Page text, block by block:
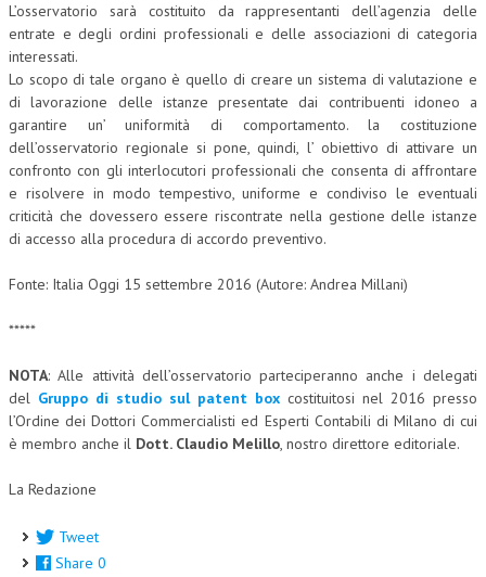
RISORSE UMANE
MARKETING
TREASURY IN FINANCIAL SERVICES
RISK MANAGEMENT
SVILUPPO SOSTENIBILE
DIRITTO PENALE D’IMPRESA
DIRITTO DEL LAVORO
CRIMINOLOGIA E CRIMINALISTICA
L’osservatorio sarà costituito da rappresentanti dell’agenzia delle
entrate e degli ordini professionali e delle associazioni di categoria
interessati.
Lo scopo di tale organo è quello di creare un sistema di valutazione e
di lavorazione delle istanze presentate dai contribuenti idoneo a
garantire un’ uniformità di comportamento. la costituzione
dell’osservatorio regionale si pone, quindi, l’ obiettivo di attivare un
confronto con gli interlocutori professionali che consenta di affrontare
e risolvere in modo tempestivo, uniforme e condiviso le eventuali
criticità che dovessero essere riscontrate nella gestione delle istanze
di accesso alla procedura di accordo preventivo.
Fonte: Italia Oggi 15 settembre 2016 (Autore: Andrea Millani)
*****
NOTA: Alle attività dell’osservatorio parteciperanno anche i delegati
del Gruppo di studio sul patent box costituitosi nel 2016 presso
l’Ordine dei Dottori Commercialisti ed Esperti Contabili di Milano di cui
è membro anche il Dott. Claudio Melillo, nostro direttore editoriale.
La Redazione
Tweet
Share 0